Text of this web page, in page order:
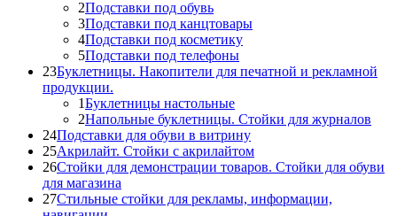
2Подставки под обувь
3Подставки под канцтовары
4Подставки под косметику
5Подставки под телефоны
23Буклетницы. Накопители для печатной и рекламной
продукции.
1Буклетницы настольные
2Напольные буклетницы. Стойки для журналов
24Подставки для обуви в витрину
25Акрилайт. Стойки с акрилайтом
26Стойки для демонстрации товаров. Стойки для обуви
для магазина
27Стильные стойки для рекламы, информации,